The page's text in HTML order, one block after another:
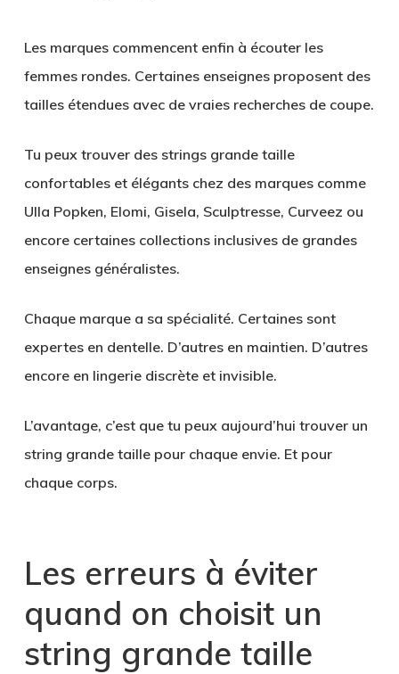
Les marques commencent enfin à écouter les
femmes rondes. Certaines enseignes proposent des
tailles étendues avec de vraies recherches de coupe.
Tu peux trouver des strings grande taille
confortables et élégants chez des marques comme
Ulla Popken, Elomi, Gisela, Sculptresse, Curveez ou
encore certaines collections inclusives de grandes
enseignes généralistes.
Chaque marque a sa spécialité. Certaines sont
expertes en dentelle. D’autres en maintien. D’autres
encore en lingerie discrète et invisible.
L’avantage, c’est que tu peux aujourd’hui trouver un
string grande taille pour chaque envie. Et pour
chaque corps.
Les erreurs à éviter
quand on choisit un
string grande taille